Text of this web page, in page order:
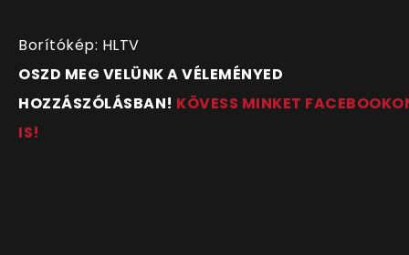
Borítókép: HLTV
OSZD MEG VELÜNK A VÉLEMÉNYED
HOZZÁSZÓLÁSBAN! KÖVESS MINKET
IS!